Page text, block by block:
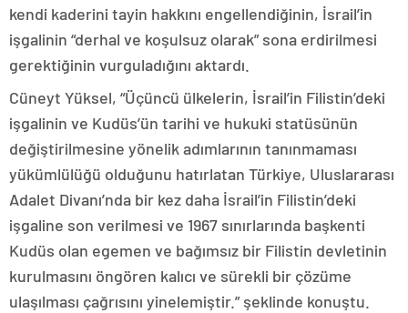
kendi kaderini tayin hakkını engellendiğinin, İsrail’in
işgalinin “derhal ve koşulsuz olarak” sona erdirilmesi
gerektiğinin vurguladığını aktardı.
Cüneyt Yüksel, “Üçüncü ülkelerin, İsrail’in Filistin’deki
işgalinin ve Kudüs’ün tarihi ve hukuki statüsünün
değiştirilmesine yönelik adımlarının tanınmaması
yükümlülüğü olduğunu hatırlatan Türkiye, Uluslararası
Adalet Divanı’nda bir kez daha İsrail’in Filistin’deki
işgaline son verilmesi ve 1967 sınırlarında başkenti
Kudüs olan egemen ve bağımsız bir Filistin devletinin
kurulmasını öngören kalıcı ve sürekli bir çözüme
ulaşılması çağrısını yinelemiştir.” şeklinde konuştu.